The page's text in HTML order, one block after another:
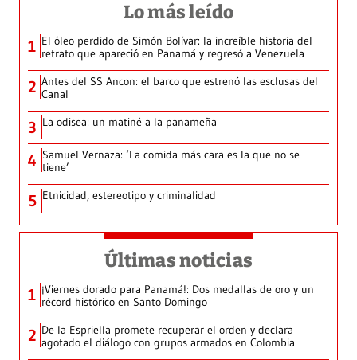
Lo más leído
1 El óleo perdido de Simón Bolívar: la increíble historia del
retrato que apareció en Panamá y regresó a Venezuela
2 Antes del SS Ancon: el barco que estrenó las esclusas del
Canal
3 La odisea: un matiné a la panameña
4 Samuel Vernaza: ‘La comida más cara es la que no se
tiene’
5 Etnicidad, estereotipo y criminalidad
Últimas noticias
1 ¡Viernes dorado para Panamá!: Dos medallas de oro y un
récord histórico en Santo Domingo
2 De la Espriella promete recuperar el orden y declara
agotado el diálogo con grupos armados en Colombia